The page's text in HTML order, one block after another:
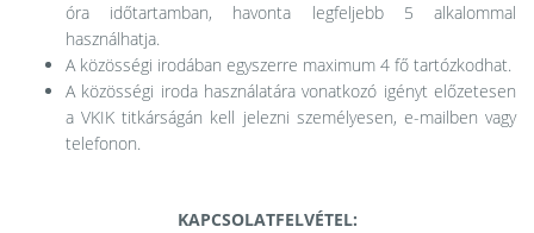
óra időtartamban, havonta legfeljebb 5 alkalommal
használhatja.
A közösségi irodában egyszerre maximum 4 fő tartózkodhat.
A közösségi iroda használatára vonatkozó igényt előzetesen
a VKIK titkárságán kell jelezni személyesen, e-mailben vagy
telefonon.
KAPCSOLATFELVÉTEL: